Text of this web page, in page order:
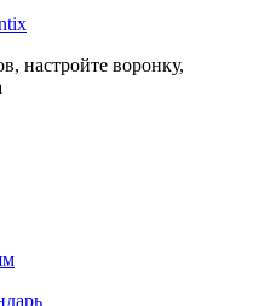
настройте воронку,